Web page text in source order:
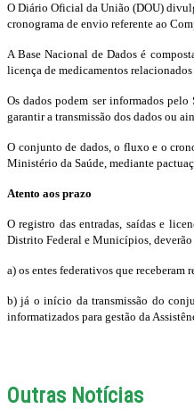
O Diário Oficial da União (DOU)
cronograma de envio referente ao
A Base Nacional de Dados é
licença de medicamentos
Os dados podem ser informados
garantir a transmissão dos dados ou
O conjunto de dados, o fluxo e o
Ministério da Saúde, mediante
Atento aos prazo
O registro das entradas, saídas e
Distrito Federal e Municípios,
a) os entes federativos que
b) já o início da transmissão do
informatizados para gestão da
Outras Notícias